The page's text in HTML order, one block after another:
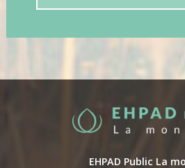
EHPAD Public La